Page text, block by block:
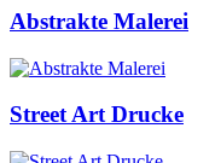
Abstrakte Malerei
Street Art Drucke